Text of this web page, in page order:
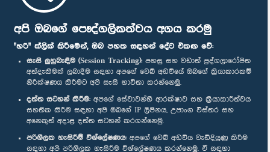
අපි ඔබගේ පෞද්ගලිකත්වය අගය කරමු
"හරි" ක්ලික් කිරීමෙන්, ඔබ පහත සඳහන් දේට එකඟ වේ:
සැසි ලුහුබැඳීම (Session Tracking): පහසු සහ වඩාත් පුද්ගලාරෝපිත
අත්දැකීමක් ලබාදීම සඳහා අපගේ වෙබ් අඩවියේ ඔබගේ ක්‍රියාකාරකම්
නිරීක්ෂණය කිරීමට අපි සැසි භාවිතා කරන්නෙමු.
දත්ත සටහන් කිරීම: අපගේ සේවාවන්හි ආරක්ෂාව සහ ක්‍රියාකාරීත්වය
සහතික කිරීම සඳහා අපි ඔබගේ IP ලිපිනය, උපාංග විස්තර සහ
අනෙකුත් අදාළ දත්ත සටහන් කරගන්නෙමු.
පරිශීලක හැසිරීම් විශ්ලේෂණය: අපගේ වෙබ් අඩවිය වැඩිදියුණු කිරීම
සඳහා අපි පරිශීලක හැසිරීම විශ්ලේෂණය කරන්නෙමු. ඒ සඳහා
පාර්ලිමේන්තු ජංගම යෙදුම
අප හා සම්බන්ධ වී සිටින්න :
සම්මාන